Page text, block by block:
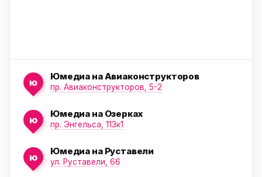
ю
Юмедиа на Авиаконструкторов
пр. Авиаконструкторов, 5-2
ю
Юмедиа на Озерках
пр. Энгельса, 113к1
ю
Юмедиа на Руставели
ул. Руставели, 66